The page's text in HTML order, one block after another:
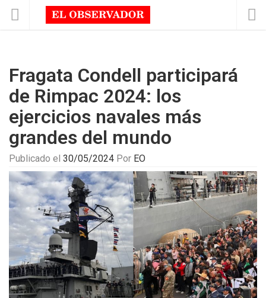
Fragata Condell participará
de Rimpac 2024: los
ejercicios navales más
grandes del mundo
Publicado el 30/05/2024 Por EO